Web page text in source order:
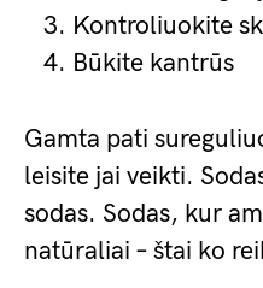
Kontroliuokite
Būkite kantrūs
Gamta pati
leisite jai veikti.
sodas. Sodas, kur
natūraliai – štai ko